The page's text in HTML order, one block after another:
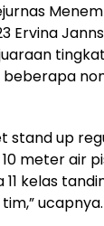
Ervina
stand up
meter air
11 kelas
ucapnya.